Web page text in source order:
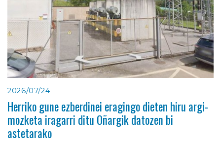
2026/07/24
Herriko gune ezberdinei eragingo dieten hiru argi-
mozketa iragarri ditu Oñargik datozen bi
astetarako